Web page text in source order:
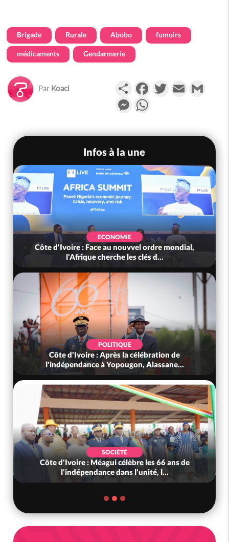
Brigade Rurale Abobo fumoirs
médicaments Gendarmerie
Par Koaci PartagerFacebookTwitterEmail
Messenger
Infos à la une
ECONOMIE
Côte d'Ivoire : Face au nouvvel ordre mondial,
l'Afrique cherche les clés d...
POLITIQUE
Côte d'Ivoire : Après la célébration de
l'indépendance à Yopougon, Alassane...
SOCIÉTÉ
Côte d'Ivoire : Méagui célèbre les 66 ans de
l'indépendance dans l'unité, l...